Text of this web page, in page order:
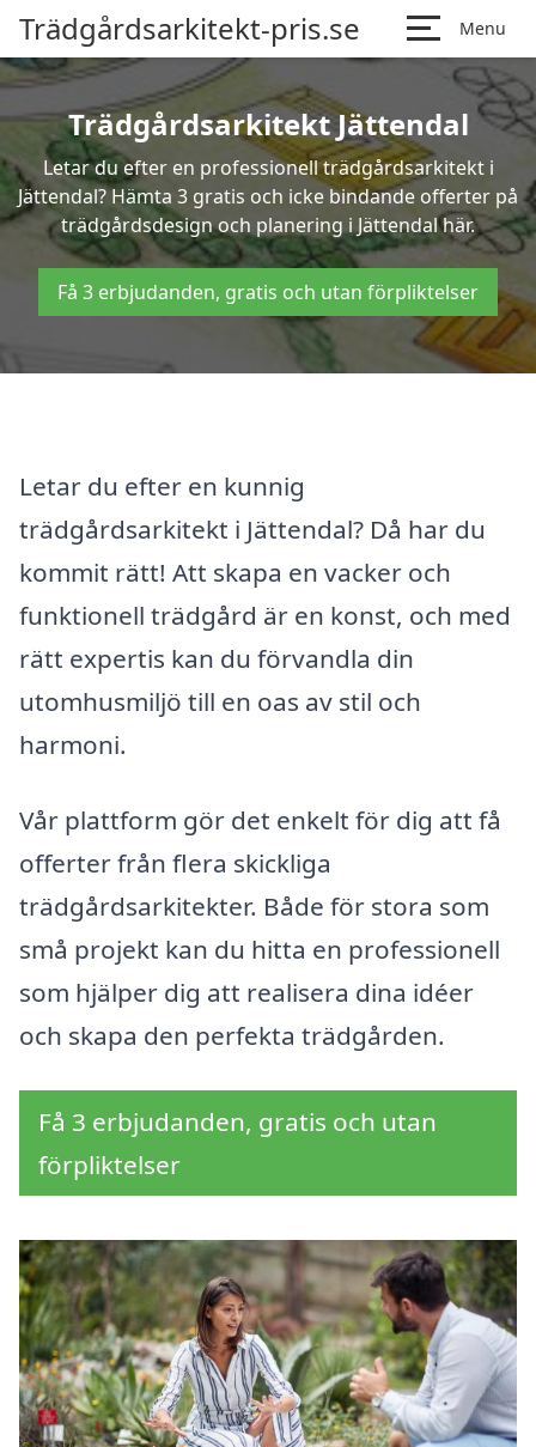
Trädgårdsarkitekt-pris.se Menu
Trädgårdsarkitekt Jättendal
Letar du efter en professionell trädgårdsarkitekt i
Jättendal? Hämta 3 gratis och icke bindande offerter på
trädgårdsdesign och planering i Jättendal här.
Få 3 erbjudanden, gratis och utan förpliktelser
Letar du efter en kunnig
trädgårdsarkitekt i Jättendal? Då har du
kommit rätt! Att skapa en vacker och
funktionell trädgård är en konst, och med
rätt expertis kan du förvandla din
utomhusmiljö till en oas av stil och
harmoni.
Vår plattform gör det enkelt för dig att få
offerter från flera skickliga
trädgårdsarkitekter. Både för stora som
små projekt kan du hitta en professionell
som hjälper dig att realisera dina idéer
och skapa den perfekta trädgården.
Få 3 erbjudanden, gratis och utan
förpliktelser